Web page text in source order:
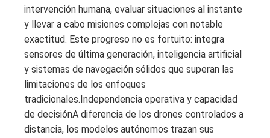
intervención humana, evaluar situaciones al instante
y llevar a cabo misiones complejas con notable
exactitud. Este progreso no es fortuito: integra
sensores de última generación, inteligencia artificial
y sistemas de navegación sólidos que superan las
limitaciones de los enfoques
tradicionales.Independencia operativa y capacidad
de decisiónA diferencia de los drones controlados a
distancia, los modelos autónomos trazan sus